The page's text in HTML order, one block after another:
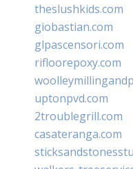
theslushkids.com
giobastian.com
glpascensori.com
rifloorepoxy.com
uptonpvd.com
2troublegrill.com
casateranga.com